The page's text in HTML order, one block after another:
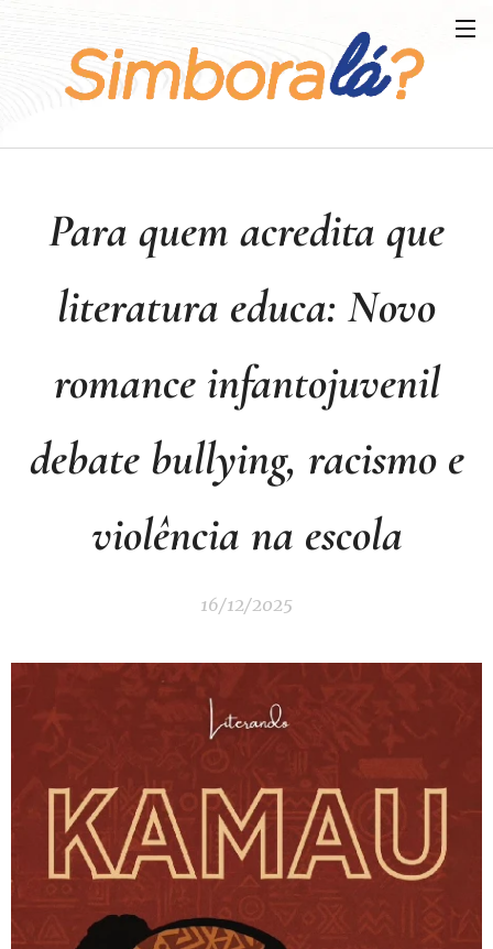
Para quem acredita que
literatura educa: Novo
romance infantojuvenil
debate bullying, racismo e
violência na escola
16/12/2025